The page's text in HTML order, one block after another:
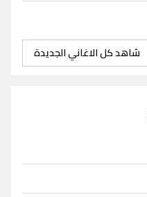
شاهد كل الاغاني الجديدة